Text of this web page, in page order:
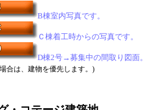
B棟室内写真です。
Ｃ棟着工時からの写真です。
D棟2号→募集中の間取り図面。
合は、建物を優先します。)